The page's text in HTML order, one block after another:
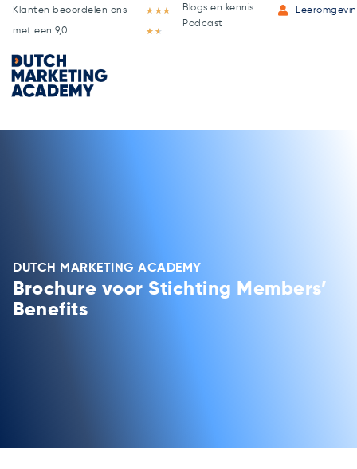
Klanten beoordelen ons
met een 9,0
★ ★★
★ ★
Blogs en kennis
Podcast
DUTCH MARKETING ACADEMY
Brochure voor Stichting Members’
Benefits